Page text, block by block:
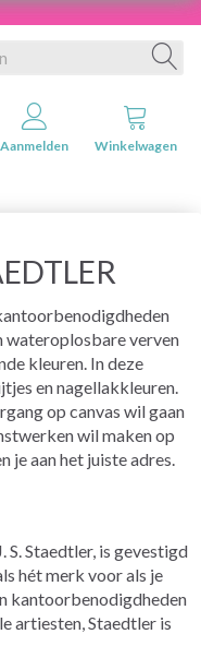
Aanmelden Winkelwagen
wateroplosbare verven
kleuren. In deze
en nagellakkleuren.
op canvas wil gaan
wil maken op
je aan het juiste adres.
Staedtler, is gevestigd
hét merk voor als je
kantoorbenodigdheden
artiesten, Staedtler is